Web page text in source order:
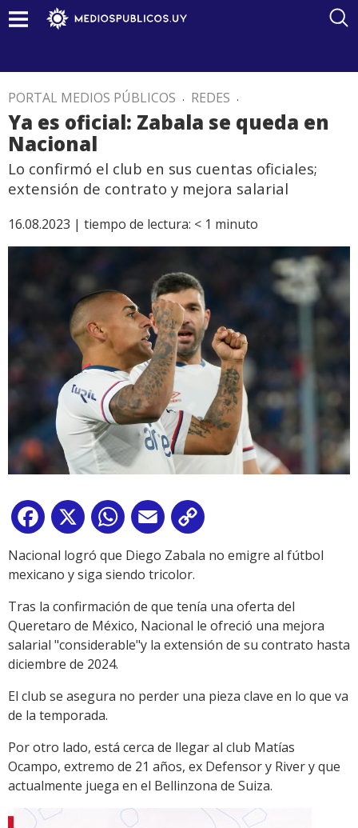
PORTAL MEDIOS PÚBLICOS . REDES .
Ya es oficial: Zabala se queda en
Nacional
Lo confirmó el club en sus cuentas oficiales;
extensión de contrato y mejora salarial
16.08.2023 | tiempo de lectura: < 1 minuto
Facebook
X WhatsApp
Email
Link
Nacional logró que Diego Zabala no emigre al fútbol
mexicano y siga siendo tricolor.
Tras la confirmación de que tenía una oferta del
Queretaro de México, Nacional le ofreció una mejora
salarial "considerable"y la extensión de su contrato hasta
diciembre de 2024.
El club se asegura no perder una pieza clave en lo que va
de la temporada.
Por otro lado, está cerca de llegar al club Matías
Ocampo, extremo de 21 años, ex Defensor y River y que
actualmente juega en el Bellinzona de Suiza.